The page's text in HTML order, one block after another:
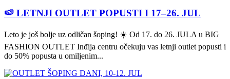
🍉 LETNJI OUTLET POPUSTI I 17–26. JUL
Leto je još bolje uz odličan šoping! ☀️ Od 17. do 26. JULA u BIG
FASHION OUTLET Inđija centru očekuju vas letnji outlet popusti i
do 50% popusta u omiljenim...